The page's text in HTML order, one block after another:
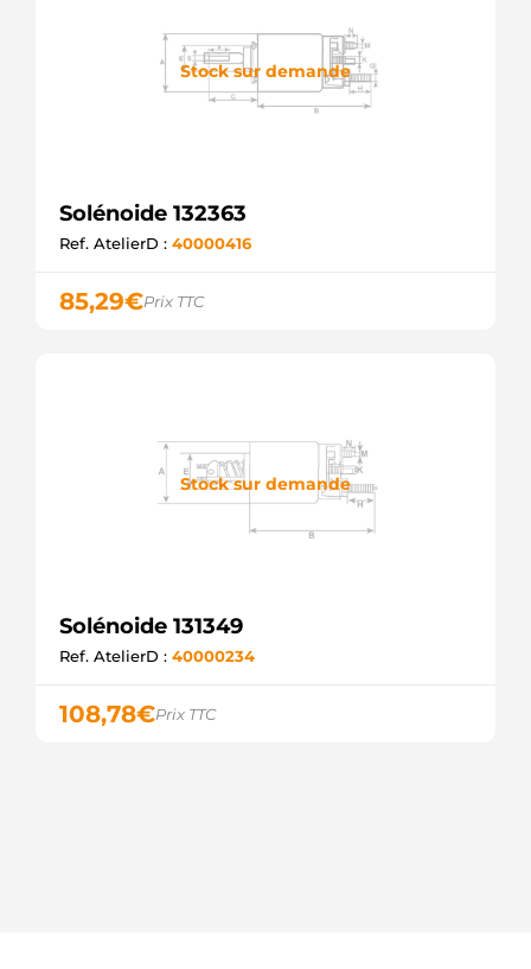
Stock sur demande
Solénoide 132363
Ref. AtelierD : 40000416
85,29€Prix TTC
Stock sur demande
Solénoide 131349
Ref. AtelierD : 40000234
108,78€Prix TTC